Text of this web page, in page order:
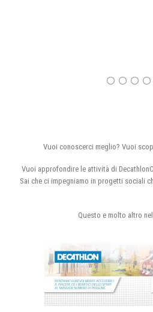
Vuoi conoscerci meglio? Vuoi
Vuoi approfondire le attività di
Sai che ci impegniamo in progetti sociali
Questo e molto altro